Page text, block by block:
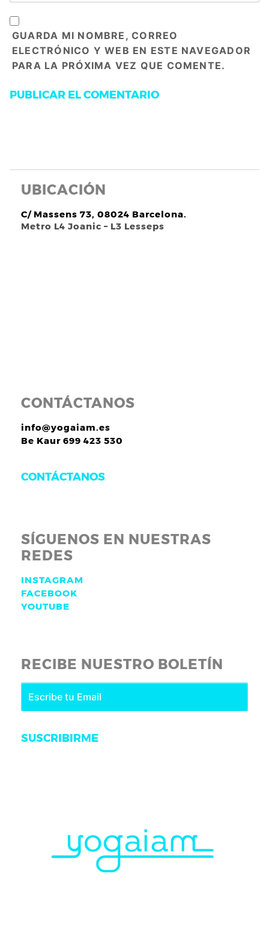
GUARDA MI NOMBRE, CORREO
ELECTRÓNICO Y WEB EN ESTE NAVEGADOR
PARA LA PRÓXIMA VEZ QUE COMENTE.
UBICACIÓN
C/ Massens 73, 08024 Barcelona.
Metro L4 Joanic – L3 Lesseps
CONTÁCTANOS
info@yogaiam.es
Be Kaur 699 423 530
CONTÁCTANOS
SÍGUENOS EN NUESTRAS
REDES
INSTAGRAM
FACEBOOK
YOUTUBE
RECIBE NUESTRO BOLETÍN
SUSCRIBIRME